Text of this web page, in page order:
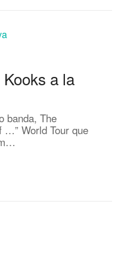
a la
banda, The
…” World Tour que